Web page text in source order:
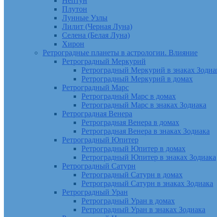
Плутон
Лунные Узлы
Лилит (Черная Луна)
Селена (Белая Луна)
Хирон
Ретроградные планеты в астрологии. Влияние
Ретроградный Меркурий
Ретроградный Меркурий в знаках
Ретроградный Меркурий в домах
Ретроградный Марс
Ретроградный Марс в домах
Ретроградный Марс в знаках Зодиака
Ретроградная Венера
Ретроградная Венера в домах
Ретроградная Венера в знаках Зодиака
Ретроградный Юпитер
Ретроградный Юпитер в домах
Ретроградный Юпитер в знаках Зодиака
Ретроградный Сатурн
Ретроградный Сатурн в домах
Ретроградный Сатурн в знаках Зодиака
Ретроградный Уран
Ретроградный Уран в домах
Ретроградный Уран в знаках Зодиака